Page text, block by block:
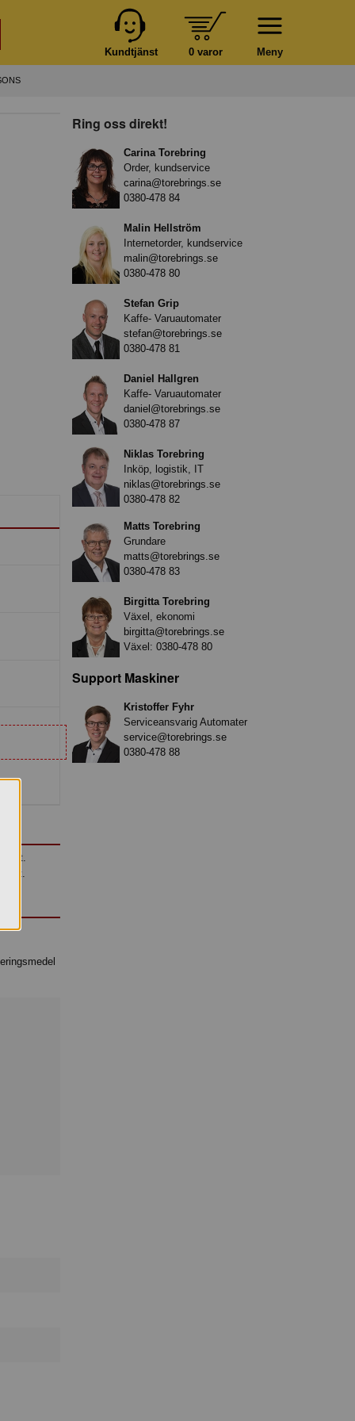
Meny
0 varor
Kundtjänst
Ring oss direkt!
Carina Torebring
Order, kundservice
carina@torebrings.se
0380-478 84
Malin Hellström
Internetorder, kundservice
malin@torebrings.se
0380-478 80
Stefan Grip
Kaffe- Varuautomater
stefan@torebrings.se
0380-478 81
Daniel Hallgren
Kaffe- Varuautomater
daniel@torebrings.se
0380-478 87
Niklas Torebring
Inköp, logistik, IT
niklas@torebrings.se
0380-478 82
Matts Torebring
Grundare
matts@torebrings.se
0380-478 83
Birgitta Torebring
Växel, ekonomi
birgitta@torebrings.se
Växel: 0380-478 80
Support Maskiner
Kristoffer Fyhr
Serviceansvarig Automater
service@torebrings.se
0380-478 88